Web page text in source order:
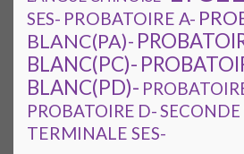
SES- PROBATOIRE A-
BLANC(PA)-
BLANC(PC)-
BLANC(PD)-
PROBATOIRE D-SECONDE
TERMINALE SES-